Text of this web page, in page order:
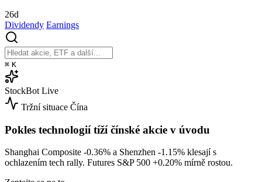
26d
Dividendy Earnings
⌘ K
StockBot Live
Tržní situace Čína
Pokles technologií tíží čínské akcie v úvodu
Shanghai Composite -0.36% a Shenzhen -1.15% klesají s
ochlazením tech rally. Futures S&P 500 +0.20% mírně rostou.